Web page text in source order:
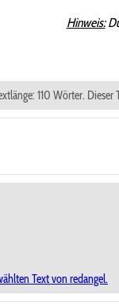
Hinweis:
110 Wörter. Dieser
Text von redangel.